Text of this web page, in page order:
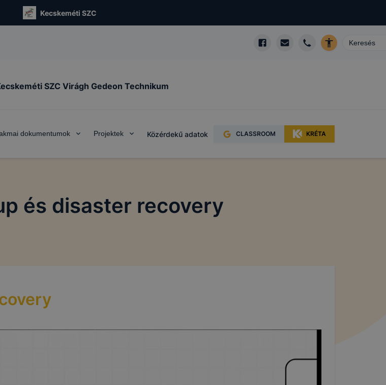
Kecskeméti SZC
SZC Virágh Gedeon Technikum
dokumentumok Projektek Közérdekű adatok CLASSROOM KRÉTA
és disaster recovery